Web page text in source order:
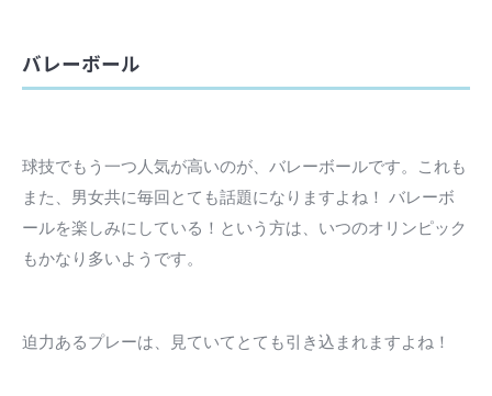
バレーボール
球技でもう一つ人気が高いのが、バレーボールです。これも
また、男女共に毎回とても話題になりますよね！ バレーボ
ールを楽しみにしている！という方は、いつのオリンピック
もかなり多いようです。
迫力あるプレーは、見ていてとても引き込まれますよね！